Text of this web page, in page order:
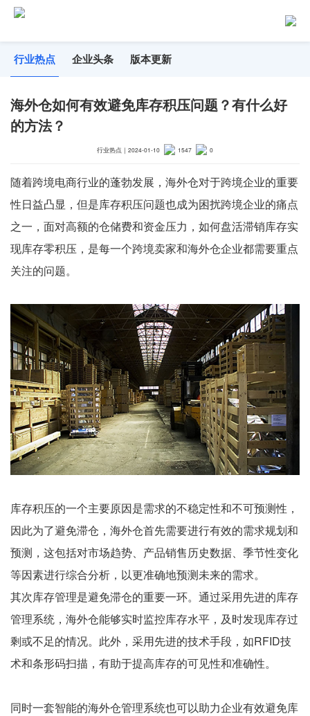
行业热点 企业头条 版本更新
海外仓如何有效避免库存积压问题？有什么好
的方法？
行业热点 ｜ 2024-01-10 1547 0
随着跨境电商行业的蓬勃发展，海外仓对于跨境企业的重要
性日益凸显，但是库存积压问题也成为困扰跨境企业的痛点
之一，面对高额的仓储费和资金压力，如何盘活滞销库存实
现库存零积压，是每一个跨境卖家和海外仓企业都需要重点
关注的问题。
库存积压的一个主要原因是需求的不稳定性和不可预测性，
因此为了避免滞仓，海外仓首先需要进行有效的需求规划和
预测，这包括对市场趋势、产品销售历史数据、季节性变化
等因素进行综合分析，以更准确地预测未来的需求。
其次库存管理是避免滞仓的重要一环。通过采用先进的库存
管理系统，海外仓能够实时监控库存水平，及时发现库存过
剩或不足的情况。此外，采用先进的技术手段，如RFID技
术和条形码扫描，有助于提高库存的可见性和准确性。
同时一套智能的海外仓管理系统也可以助力企业有效避免库